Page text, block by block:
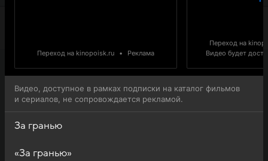
Переход на kinopoisk.ru • Реклама
Переход на
Видео будет
Видео, доступное в рамках подписки на каталог фильмов
и сериалов, не сопровождается рекламой.
За гранью
«За гранью»